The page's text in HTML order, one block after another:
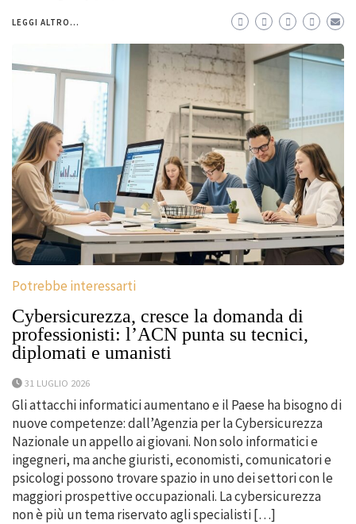
LEGGI ALTRO...
Potrebbe interessarti
Cybersicurezza, cresce la domanda di
professionisti: l’ACN punta su tecnici,
diplomati e umanisti
31 LUGLIO 2026
Gli attacchi informatici aumentano e il Paese ha bisogno di
nuove competenze: dall’Agenzia per la Cybersicurezza
Nazionale un appello ai giovani. Non solo informatici e
ingegneri, ma anche giuristi, economisti, comunicatori e
psicologi possono trovare spazio in uno dei settori con le
maggiori prospettive occupazionali. La cybersicurezza
non è più un tema riservato agli specialisti […]